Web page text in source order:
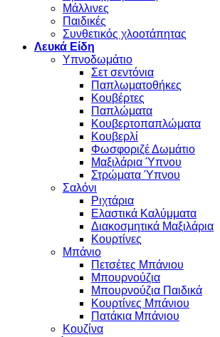
Μάλλινες
Παιδικές
Συνθετικός χλοοτάπητας
Λευκά Είδη
Υπνοδωμάτιο
Σετ σεντόνια
Παπλωματοθήκες
Κουβέρτες
Παπλώματα
Κουβερτοπαπλώματα
Κουβερλί
Φωσφοριζέ Δωμάτιο
Μαξιλάρια Ύπνου
Στρώματα Ύπνου
Σαλόνι
Ριχτάρια
Ελαστικά Καλύμματα
Διακοσμητικά Μαξιλάρια
Κουρτίνες
Μπάνιο
Πετσέτες Μπάνιου
Μπουρνούζια
Μπουρνούζια Παιδικά
Κουρτίνες Μπάνιου
Πατάκια Μπάνιου
Κουζίνα